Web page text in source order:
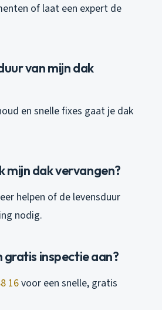
of laat een expert de
van mijn dak
en snelle fixes gaat je dak
mijn dak vervangen?
helpen of de levensduur
nodig.
gratis inspectie aan?
16voor een snelle, gratis